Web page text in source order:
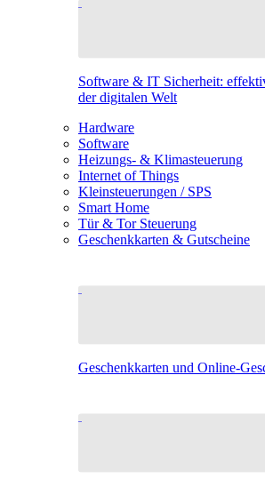
Software & IT Sicherheit:
der digitalen Welt
Hardware
Software
Heizungs- & Klimasteuerung
Internet of Things
Kleinsteuerungen / SPS
Smart Home
Tür & Tor Steuerung
Geschenkkarten & Gutscheine
Geschenkkarten und Online-